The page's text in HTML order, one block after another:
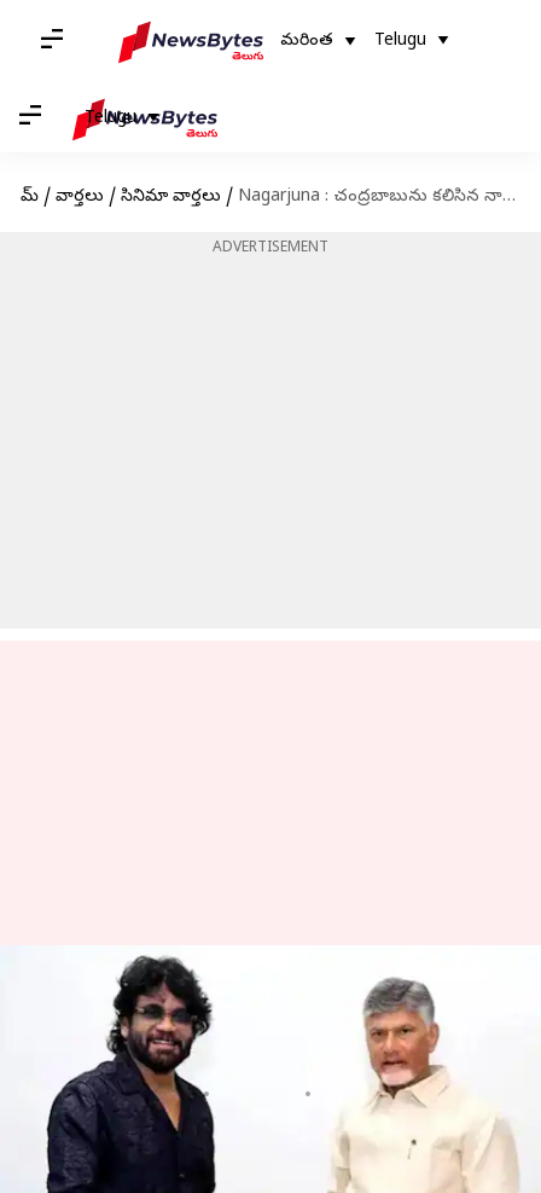
మరింత Telugu
Telugu
హోమ్ / వార్తలు / సినిమా వార్తలు / Nagarjuna : చంద్రబాబును కలిసిన నాగార్జున.. అఖిల్ పెళ్లికి ప్రత్యేక ఆహ్వానం!
ADVERTISEMENT
Nagarjuna : చంద్రబాబును కలిసిన
నాగార్జున.. అఖిల్ పెళ్లికి ప్రత్యేక
ఆహ్వానం!
వ్రాసిన వారు Jayachandra Akuri 04:34 pm
ఈ వార్తాకథనం ఏంటి